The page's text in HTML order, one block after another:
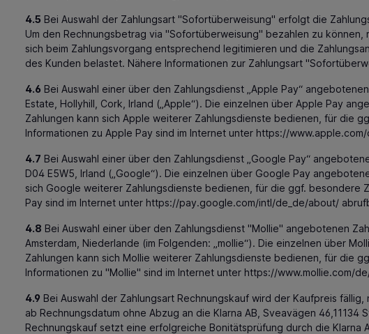
4.5 Bei Auswahl der Zahlungsart "Sofortüberweisung" erfolgt die
Um den Rechnungsbetrag via "Sofortüberweisung" bezahlen zu
sich beim Zahlungsvorgang entsprechend legitimieren und die
des Kunden belastet. Nähere Informationen zur Zahlungsart
4.6 Bei Auswahl einer über den Zahlungsdienst „Apple Pay“
Estate, Hollyhill, Cork, Irland („Apple“). Die einzelnen über Apple Pay
Zahlungen kann sich Apple weiterer Zahlungsdienste bedienen, für die
Informationen zu Apple Pay sind im Internet unter https://www.apple.com/
4.7 Bei Auswahl einer über den Zahlungsdienst „Google Pay“
D04 E5W5, Irland („Google“). Die einzelnen über Google Pay
sich Google weiterer Zahlungsdienste bedienen, für die ggf. besondere
Pay sind im Internet unter https://pay.google.com/intl/de_de/about/
4.8 Bei Auswahl einer über den Zahlungsdienst "Mollie" angebotenen
Amsterdam, Niederlande (im Folgenden: „mollie“). Die einzelnen über
Zahlungen kann sich Mollie weiterer Zahlungsdienste bedienen, für die
Informationen zu "Mollie" sind im Internet unter https://www.mollie.com/de
4.9 Bei Auswahl der Zahlungsart Rechnungskauf wird der Kaufpreis
ab Rechnungsdatum ohne Abzug an die Klarna AB, Sveavägen
Rechnungskauf setzt eine erfolgreiche Bonitätsprüfung durch die